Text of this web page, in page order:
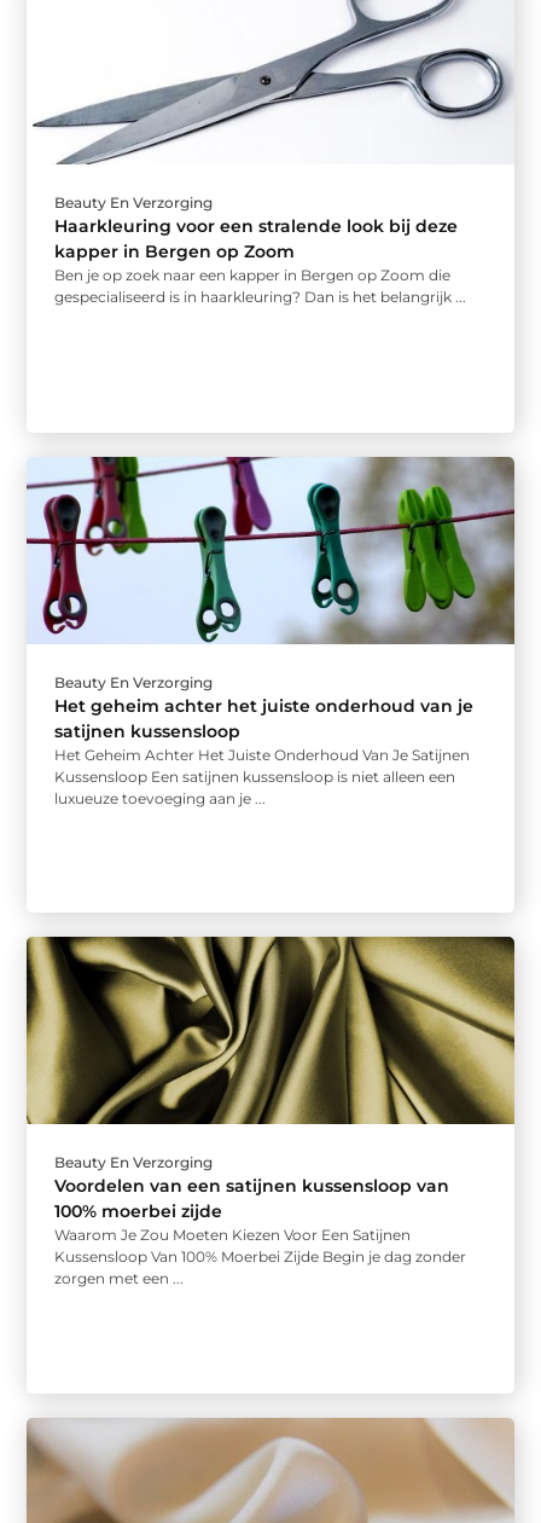
Beauty En Verzorging
Haarkleuring voor een stralende look bij deze
kapper in Bergen op Zoom
Ben je op zoek naar een kapper in Bergen op Zoom die
gespecialiseerd is in haarkleuring? Dan is het belangrijk ...
Beauty En Verzorging
Het geheim achter het juiste onderhoud van je
satijnen kussensloop
Het Geheim Achter Het Juiste Onderhoud Van Je Satijnen
Kussensloop Een satijnen kussensloop is niet alleen een
luxueuze toevoeging aan je ...
Beauty En Verzorging
Voordelen van een satijnen kussensloop van
100% moerbei zijde
Waarom Je Zou Moeten Kiezen Voor Een Satijnen
Kussensloop Van 100% Moerbei Zijde Begin je dag zonder
zorgen met een ...